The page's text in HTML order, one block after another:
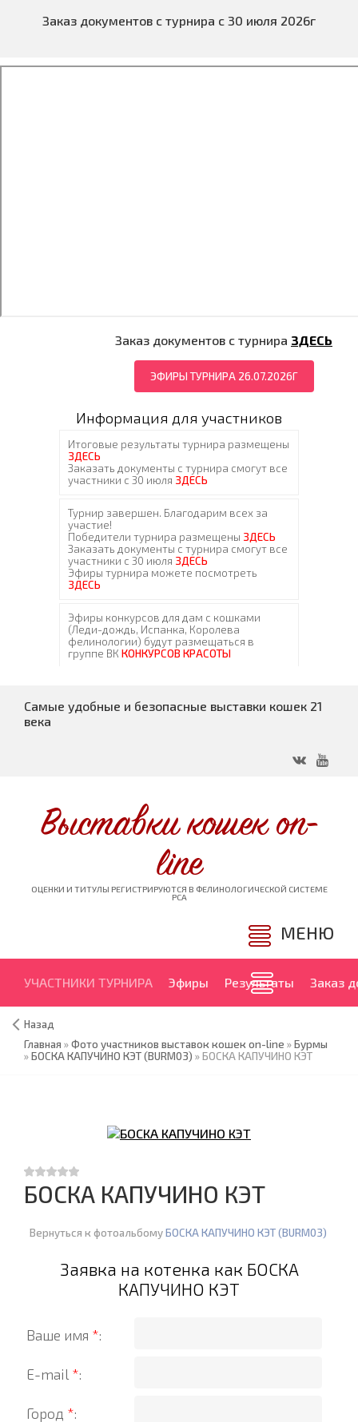
Заказ документов с турнира с 30 июля 2026г
Заказ документов с турнира ЗДЕСЬ
ЭФИРЫ ТУРНИРА 26.07.2026Г
Информация для участников
Самые удобные и безопасные выставки кошек 21
века
Выставки кошек on-
line
ОЦЕНКИ И ТИТУЛЫ РЕГИСТРИРУЮТСЯ В ФЕЛИНОЛОГИЧЕСКОЙ СИСТЕМЕ
PCA
МЕНЮ
УЧАСТНИКИ ТУРНИРА Эфиры Результаты Заказ
Назад
Главная »Фото участников выставок кошек on-line »Бурмы
»БОСКА КАПУЧИНО КЭТ (BURM03) » БОСКА КАПУЧИНО КЭТ
БОСКА КАПУЧИНО КЭТ
Вернуться к фотоальбомуБОСКА КАПУЧИНО КЭТ (BURM03)
Заявка на котенка как БОСКА
КАПУЧИНО КЭТ
Ваше имя *:
E-mail *:
Город *: